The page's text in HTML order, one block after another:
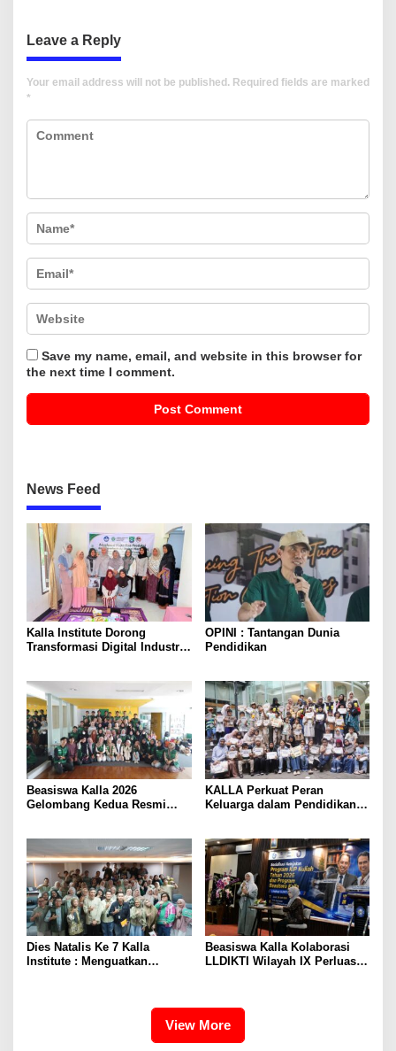
Leave a Reply
Your email address will not be published. Required fields are marked
*
Save my name, email, and website in this browser for
the next time I comment.
News Feed
Kalla Institute Dorong
Transformasi Digital Industri
OPINI : Tantangan Dunia
Pendidikan
Beasiswa Kalla 2026
Gelombang Kedua Resmi
KALLA Perkuat Peran
Keluarga dalam Pendidikan
Dies Natalis Ke 7 Kalla
Institute : Menguatkan
Beasiswa Kalla Kolaborasi
LLDIKTI Wilayah IX Perluas
View More